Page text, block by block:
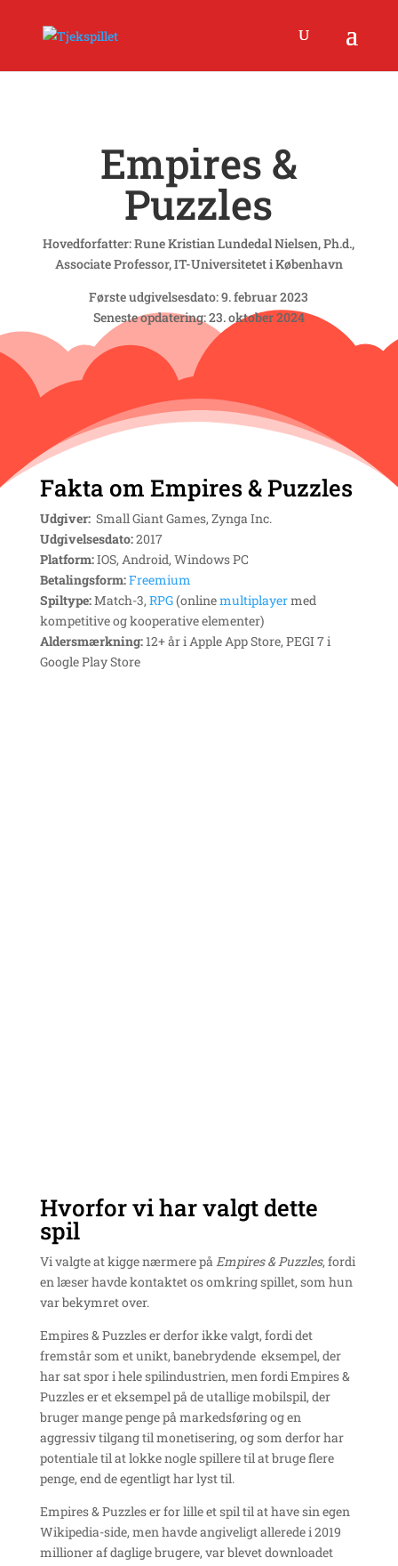
Empires &
Puzzles
Hovedforfatter:Rune Kristian Lundedal Nielsen, Ph.d.,
Associate Professor, IT-Universitetet i København
Første udgivelsesdato: 9. februar 2023
Seneste opdatering: 23. oktober 2024
Fakta om Empires & Puzzles
Udgiver:Small Giant Games, Zynga Inc.
Udgivelsesdato:2017
Platform:IOS, Android, Windows PC
Betalingsform:Freemium
Spiltype:Match-3, RPG(onlinemultiplayermed
kompetitive og kooperative elementer)
Aldersmærkning:12+ år i Apple App Store, PEGI 7 i
Google Play Store
Hvorfor vi har valgt dette
spil
Vi valgte at kigge nærmere påEmpires & Puzzles, fordi
en læser havde kontaktet os omkring spillet, som hun
var bekymret over.
Empires & Puzzles er derfor ikke valgt, fordi det
fremstår som et unikt, banebrydende eksempel, der
har sat spor i hele spilindustrien, men fordi Empires &
Puzzles er et eksempel på de utallige mobilspil, der
bruger mange penge på markedsføring og en
aggressiv tilgang til monetisering, og som derfor har
potentiale til at lokke nogle spillere til at bruge flere
penge, end de egentligt har lyst til.
Empires & Puzzles er for lille et spil til at have sin egen
Wikipedia-side, men havde angiveligt allerede i 2019
millioner af daglige brugere, var blevet downloadet